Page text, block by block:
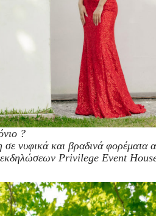
?
νυφικά και βραδινά φορέματα
Privilege Event